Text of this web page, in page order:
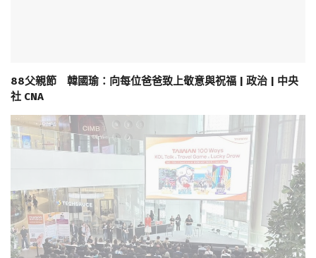
88父親節 韓國瑜：向每位爸爸致上敬意與祝福 | 政治 | 中央
社 CNA